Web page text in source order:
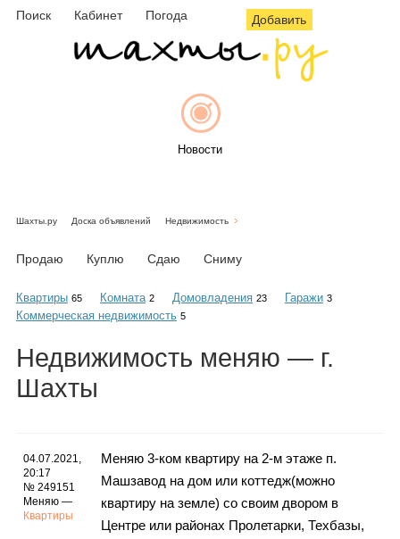
Поиск Кабинет Погода Добавить
Новости
Объявления
Инфо
Шахты.ру Доска объявлений Недвижимость
Продаю Куплю Сдаю Сниму
Квартиры 65 Комната 2 Домовладения 23 Гаражи 3
Коммерческая недвижимость 5
Недвижимость меняю — г.
Шахты
04.07.2021,
20:17
№ 249151
Меняю —
Квартиры
Меняю 3-ком квартиру на 2-м этаже п.
Машзавод на дом или коттедж(можно
квартиру на земле) со своим двором в
Центре или районах Пролетарки, Техбазы,